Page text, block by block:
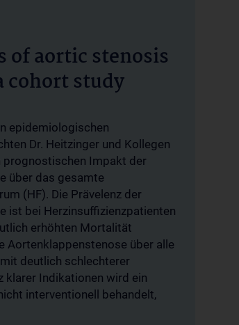
aortic stenosis
cohort study
epidemiologischen
Dr. Heitzinger und Kollegen
prognostischen Impakt der
über das gesamte
(HF). Die Prävelenz der
ist bei Herzinsuffizienzpatienten
erhöhten Mortalität
Aortenklappenstenose über alle
deutlich schlechterer
klarer Indikationen wird ein
interventionell behandelt,